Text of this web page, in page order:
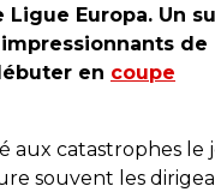
Europa. Un
de
en coupe
aux catastrophes le
souvent les